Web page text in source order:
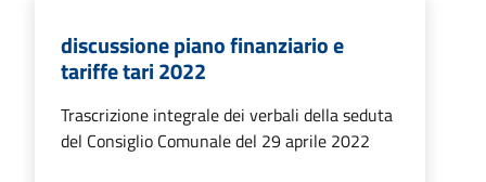
discussione piano finanziario e
tariffe tari 2022
Trascrizione integrale dei verbali della seduta
del Consiglio Comunale del 29 aprile 2022